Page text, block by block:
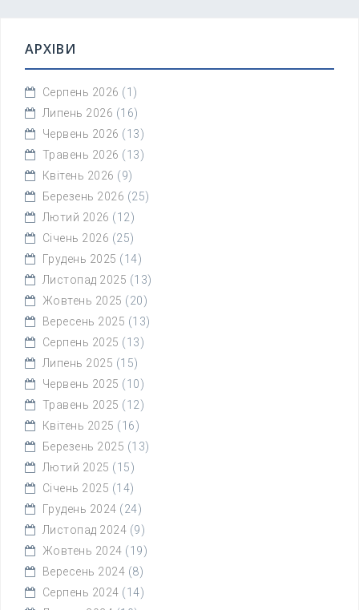
АРХІВИ
Серпень 2026 (1)
Липень 2026 (16)
Червень 2026 (13)
Травень 2026 (13)
Квітень 2026 (9)
Березень 2026 (25)
Лютий 2026 (12)
Січень 2026 (25)
Грудень 2025 (14)
Листопад 2025 (13)
Жовтень 2025 (20)
Вересень 2025 (13)
Серпень 2025 (13)
Липень 2025 (15)
Червень 2025 (10)
Травень 2025 (12)
Квітень 2025 (16)
Березень 2025 (13)
Лютий 2025 (15)
Січень 2025 (14)
Грудень 2024 (24)
Листопад 2024 (9)
Жовтень 2024 (19)
Вересень 2024 (8)
Серпень 2024 (14)